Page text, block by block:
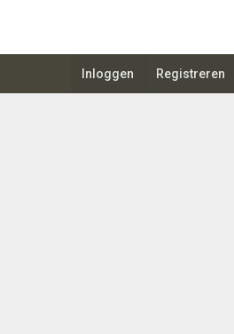
Inloggen Registreren